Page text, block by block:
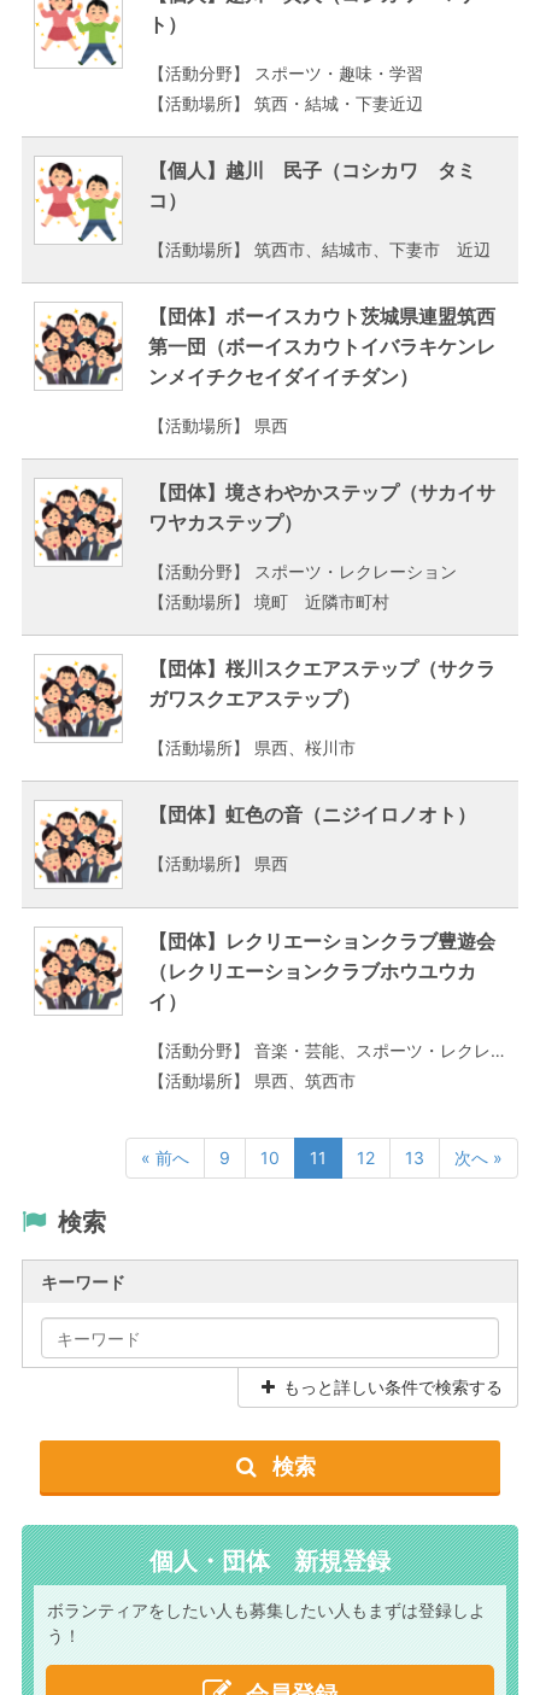
ト）
【活動分野】 スポーツ・趣味・学習
【活動場所】 筑西・結城・下妻近辺
【個人】越川 民子（コシカワ タミ
コ）
【活動場所】 筑西市、結城市、下妻市 近辺
【団体】ボーイスカウト茨城県連盟筑西
第一団（ボーイスカウトイバラキケンレ
ンメイチクセイダイイチダン）
【活動場所】 県西
【団体】境さわやかステップ（サカイサ
ワヤカステップ）
【活動分野】 スポーツ・レクレーション
【活動場所】 境町 近隣市町村
【団体】桜川スクエアステップ（サクラ
ガワスクエアステップ）
【活動場所】 県西、桜川市
【団体】虹色の音（ニジイロノオト）
【活動場所】 県西
【団体】レクリエーションクラブ豊遊会
（レクリエーションクラブホウユウカ
イ）
【活動分野】 音楽・芸能、スポーツ・レクレーション、家庭生活・趣味
【活動場所】 県西、筑西市
« 前へ 9 10 11 12 13 次へ »
検索
キーワード
もっと詳しい条件で検索する
検索
個人・団体 新規登録
ボランティアをしたい人も募集したい人もまずは登録しよ
う！